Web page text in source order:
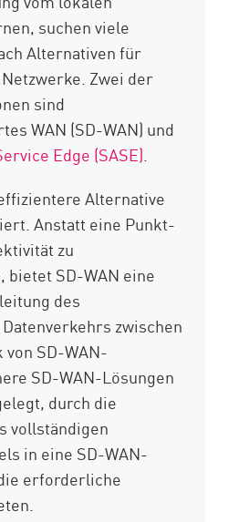
suchen viele
Alternativen für
Zwei der
sind
WAN (SD-WAN) und
Edge (SASE).
Alternative
Anstatt eine Punkt-
zu
SD-WAN eine
des
zwischen
SD-WAN-
SD-WAN-Lösungen
durch die
vollständigen
in eine SD-WAN-
erforderliche